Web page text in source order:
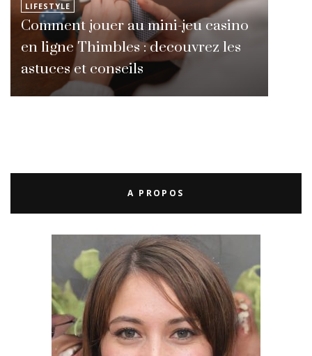
LIFESTYLE
Comment jouer au mini-jeu casino
en ligne Thimbles : decouvrez les
astuces et conseils
A PROPOS